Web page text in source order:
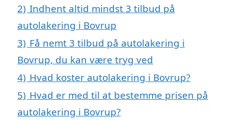
2) Indhent altid mindst 3 tilbud på
autolakering i Bovrup
3) Få nemt 3 tilbud på autolakering i
Bovrup, du kan være tryg ved
4) Hvad koster autolakering i Bovrup?
5) Hvad er med til at bestemme prisen på
autolakering i Bovrup?